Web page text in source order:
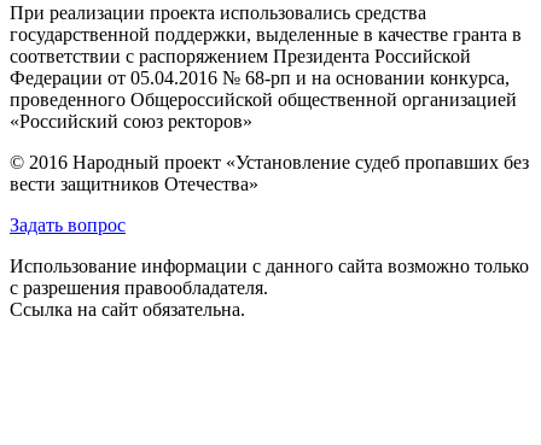
При реализации проекта использовались средства
государственной поддержки, выделенные в качестве гранта в
соответствии с распоряжением Президента Российской
Федерации от 05.04.2016 № 68-рп и на основании конкурса,
проведенного Общероссийской общественной организацией
«Российский союз ректоров»
© 2016 Народный проект «Установление судеб пропавших без
вести защитников Отечества»
Задать вопрос
Использование информации с данного сайта возможно только
с разрешения правообладателя.
Ссылка на сайт обязательна.